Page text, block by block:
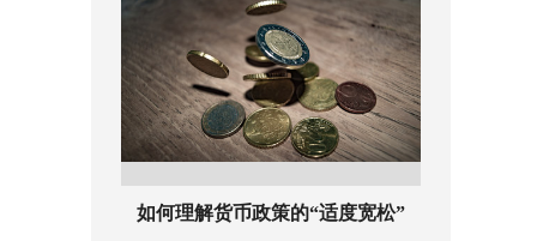
如何理解货币政策的“适度宽松”